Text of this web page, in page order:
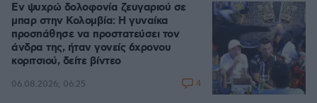
Εν ψυχρώ δολοφονία ζευγαριού σε
μπαρ στην Κολομβία: Η γυναίκα
προσπάθησε να προστατεύσει τον
άνδρα της, ήταν γονείς 6χρονου
κοριτσιού, δείτε βίντεο
06.08.2026, 06:25 4